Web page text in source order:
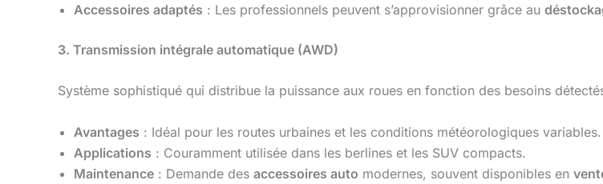
Accessoires adaptés : Les professionnels peuvent s’approvisionner grâce au
3. Transmission intégrale automatique (AWD)
Système sophistiqué qui distribue la puissance aux roues en fonction des besoins
Avantages : Idéal pour les routes urbaines et les conditions météorologiques variables.
Applications : Couramment utilisée dans les berlines et les SUV compacts.
Maintenance : Demande des accessoires auto modernes, souvent disponibles en